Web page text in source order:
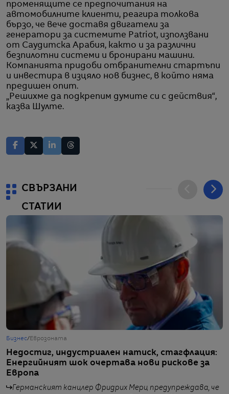
променящите се предпочитания на
автомобилните клиенти, реагира толкова
бързо, че вече доставя двигатели за
генератори за системите Patriot, използвани
от Саудитска Арабия, както и за различни
безпилотни системи и бронирани машини.
Компанията придоби отбранителни стартъпи
и инвестира в изцяло нов бизнес, в който няма
предишен опит.
„Решихме да подкрепим думите си с действия“,
казва Шулте.
СВЪРЗАНИ
СТАТИИ
Бизнес/Еврозоната
Недостиг, индустриален натиск, стагфлация:
Енергийният шок очертава нови рискове за
Европа
Германският канцлер Фридрих Мерц предупреждава, че